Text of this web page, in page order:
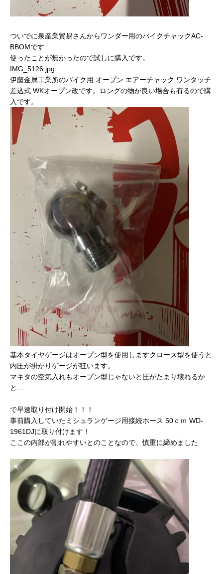
ついでに泉産業貿易さんからワンダー用のバイクチャックAC-
BBOMです
使ったことが無かったので試しに購入です。
IMG_5126.jpg
伊藤金属工業所のバイク用 オープン エアーチャック ワンタッチ
差込式 WKオープン改です。ロングの物が良い場合も有るので購
入です。
基本タイヤゲージはオープン型を使用しますクロース型を使うと
内圧が掛かりゲージが狂います。
マキタの空気入れもオープン型じゃないと圧がたまり壊れるか
と....
で早速取り付け開始！！！
事前購入していたミシュランゲージ用接続ホース 50ｃｍ WD-
1961DJに取り付けます！
ここの内部が割れやすいとのことなので、慎重に締めました